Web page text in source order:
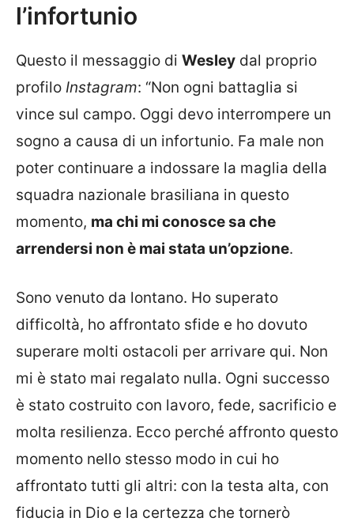
l’infortunio
Questo il messaggio di Wesley dal proprio
profilo Instagram: “Non ogni battaglia si
vince sul campo. Oggi devo interrompere un
sogno a causa di un infortunio. Fa male non
poter continuare a indossare la maglia della
squadra nazionale brasiliana in questo
momento, ma chi mi conosce sa che
arrendersi non è mai stata un’opzione.
Sono venuto da lontano. Ho superato
difficoltà, ho affrontato sfide e ho dovuto
superare molti ostacoli per arrivare qui. Non
mi è stato mai regalato nulla. Ogni successo
è stato costruito con lavoro, fede, sacrificio e
molta resilienza. Ecco perché affronto questo
momento nello stesso modo in cui ho
affrontato tutti gli altri: con la testa alta, con
fiducia in Dio e la certezza che tornerò